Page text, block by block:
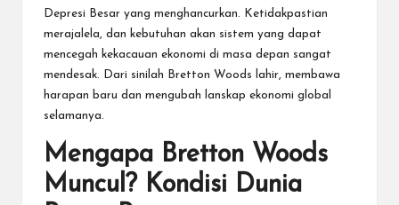
Depresi Besar yang menghancurkan. Ketidakpastian
merajalela, dan kebutuhan akan sistem yang dapat
mencegah kekacauan ekonomi di masa depan sangat
mendesak. Dari sinilah Bretton Woods lahir, membawa
harapan baru dan mengubah lanskap ekonomi global
selamanya.
Mengapa Bretton Woods
Muncul? Kondisi Dunia